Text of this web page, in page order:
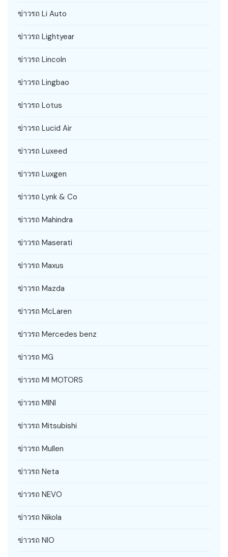
ข่าวรถ Li Auto
ข่าวรถ Lightyear
ข่าวรถ Lincoln
ข่าวรถ Lingbao
ข่าวรถ Lotus
ข่าวรถ Lucid Air
ข่าวรถ Luxeed
ข่าวรถ Luxgen
ข่าวรถ Lynk & Co
ข่าวรถ Mahindra
ข่าวรถ Maserati
ข่าวรถ Maxus
ข่าวรถ Mazda
ข่าวรถ McLaren
ข่าวรถ Mercedes benz
ข่าวรถ MG
ข่าวรถ MI MOTORS
ข่าวรถ MINI
ข่าวรถ Mitsubishi
ข่าวรถ Mullen
ข่าวรถ Neta
ข่าวรถ NEVO
ข่าวรถ Nikola
ข่าวรถ NIO